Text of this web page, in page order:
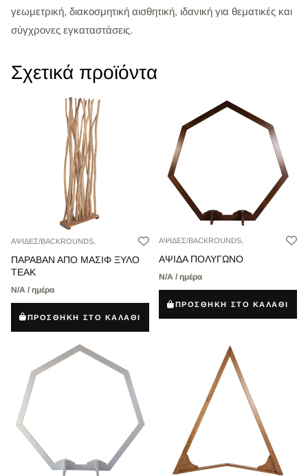
γεωμετρική, διακοσμητική αισθητική, ιδανική για θεματικές και
σύγχρονες εγκαταστάσεις.
Σχετικά προϊόντα
ΑΨΙΔΕΣ/BACKROUNDS,
ΠΑΡΑΒΑΝ ΑΠΟ ΜΑΣΙΦ ΞΥΛΟ
ΤEAK
Ν/Α / ημέρα
ΠΡΟΣΘΗΚΗ ΣΤΟ ΚΑΛΑΘΙ
ΑΨΙΔΕΣ/BACKROUNDS,
ΑΨΙΔΑ ΠΟΛΥΓΩΝΟ
Ν/Α / ημέρα
ΠΡΟΣΘΗΚΗ ΣΤΟ ΚΑΛΑΘΙ